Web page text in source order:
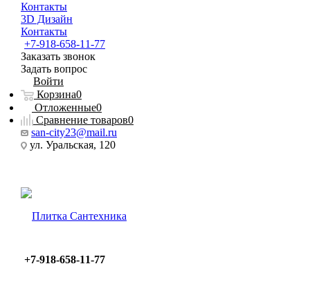
Контакты
3D Дизайн
Контакты
+7-918-658-11-77
Заказать звонок
Задать вопрос
Войти
Корзина0
Отложенные0
Сравнение товаров0
san-city23@mail.ru
ул. Уральская, 120
+7-918-658-11-77